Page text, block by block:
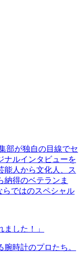
部が独自の目線でセ
ナルインタビューを
能人から文化人、ス
納得のベテランま
らではのスペシャル
した！」
時計のプロたち。